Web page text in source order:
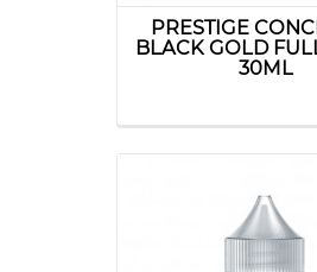
PRESTIGE
BLACK GOLD
30ML